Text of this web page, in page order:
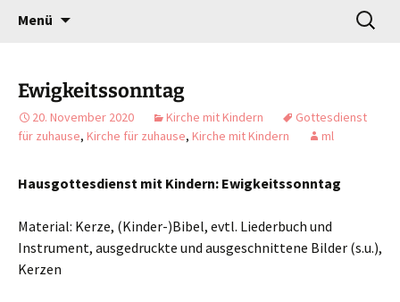
Willkommen!
Gottesdienst verändert
Menü
Suchen
nach:
Ewigkeitssonntag
20. November 2020 Kirche mit Kindern
Gottesdienst
für zuhause, Kirche für zuhause, Kirche mit Kindern ml
Hausgottesdienst mit Kindern: Ewigkeitssonntag
Material: Kerze, (Kinder-)Bibel, evtl. Liederbuch und
Instrument, ausgedruckte und ausgeschnittene Bilder (s.u.),
Kerzen